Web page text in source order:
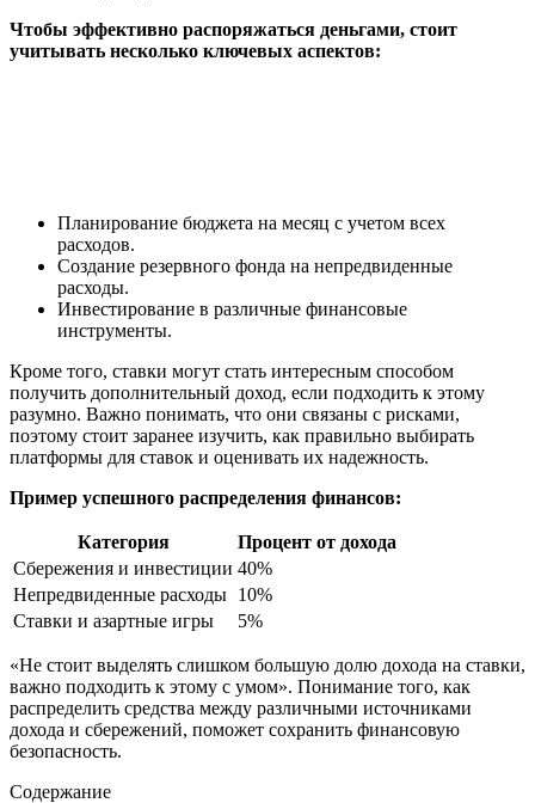
Чтобы эффективно распоряжаться деньгами, стоит
учитывать несколько ключевых аспектов:
Планирование бюджета на месяц с учетом всех
расходов.
Создание резервного фонда на непредвиденные
расходы.
Инвестирование в различные финансовые
инструменты.
Кроме того, ставки могут стать интересным способом
получить дополнительный доход, если подходить к этому
разумно. Важно понимать, что они связаны с рисками,
поэтому стоит заранее изучить, как правильно выбирать
платформы для ставок и оценивать их надежность.
Пример успешного распределения финансов:
Категория
Процент от дохода
Сбережения и инвестиции 40%
Непредвиденные расходы 10%
Ставки и азартные игры
5%
«Не стоит выделять слишком большую долю дохода на ставки,
важно подходить к этому с умом». Понимание того, как
распределить средства между различными источниками
дохода и сбережений, поможет сохранить финансовую
безопасность.
Содержание